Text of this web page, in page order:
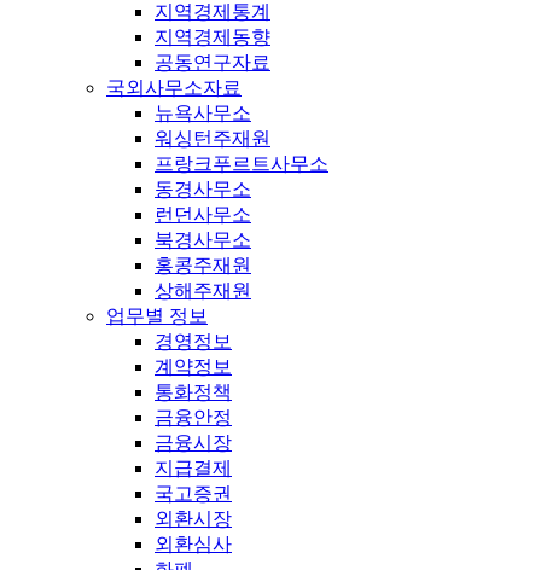
지역경제통계
지역경제동향
공동연구자료
국외사무소자료
뉴욕사무소
워싱턴주재원
프랑크푸르트사무소
동경사무소
런던사무소
북경사무소
홍콩주재원
상해주재원
업무별 정보
경영정보
계약정보
통화정책
금융안정
금융시장
지급결제
국고증권
외환시장
외환심사